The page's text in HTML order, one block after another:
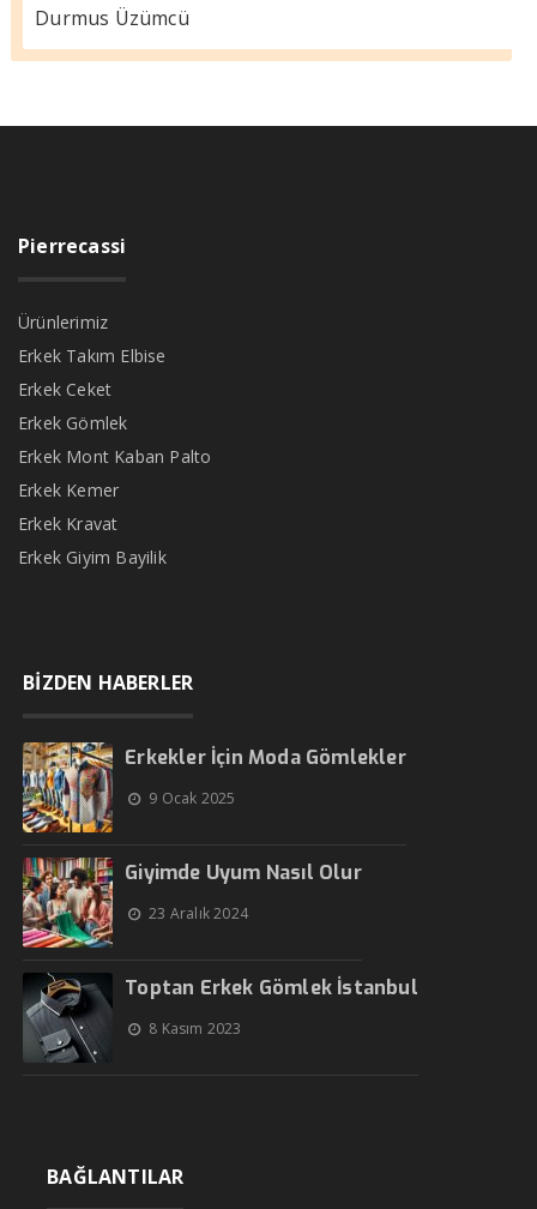
Durmus Üzümcü
Pierrecassi
Ürünlerimiz
Erkek Takım Elbise
Erkek Ceket
Erkek Gömlek
Erkek Mont Kaban Palto
Erkek Kemer
Erkek Kravat
Erkek Giyim Bayilik
BİZDEN HABERLER
Erkekler İçin Moda Gömlekler
9 Ocak 2025
Giyimde Uyum Nasıl Olur
23 Aralık 2024
Toptan Erkek Gömlek İstanbul
8 Kasım 2023
BAĞLANTILAR